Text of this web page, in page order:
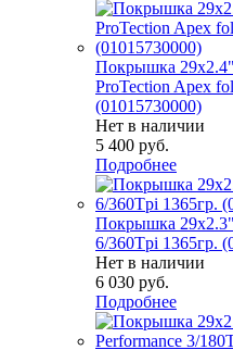
Покрышка
ProTection Apex
(01015730000)
Нет в наличии
5 400 руб.
Подробнее
Покрышка
6/360Tpi 1365гр.
Нет в наличии
6 030 руб.
Подробнее